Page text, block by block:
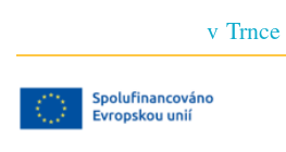
v Trnce